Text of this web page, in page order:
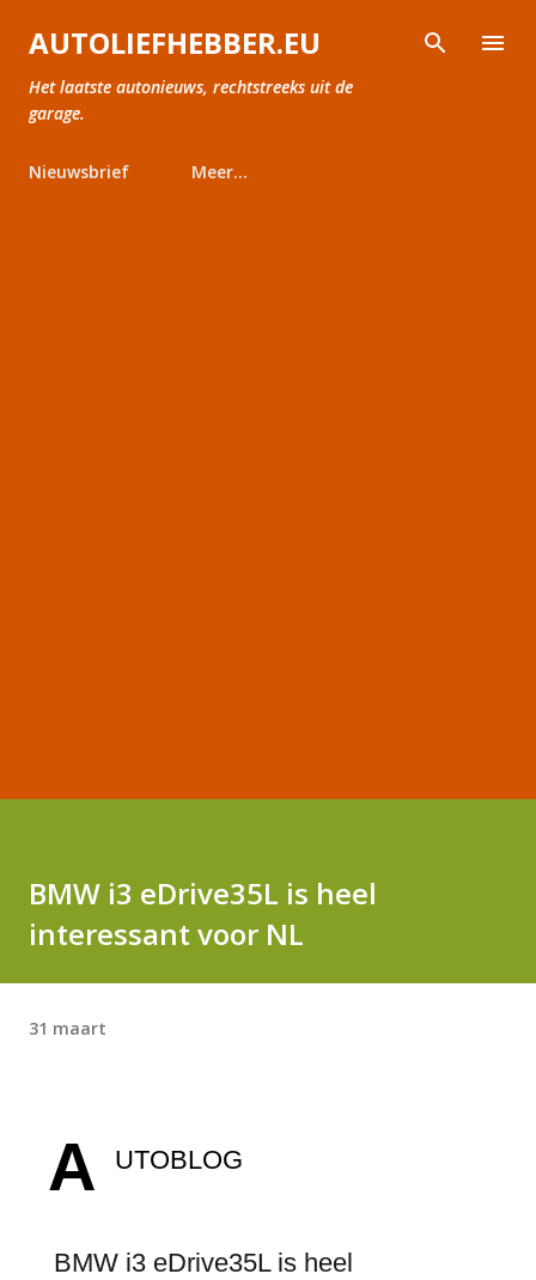
Doorgaan naar hoofdcontent
AUTOLIEFHEBBER.EU
Het laatste autonieuws, rechtstreeks uit de
garage.
Nieuwsbrief Meer…
BMW i3 eDrive35L is heel
interessant voor NL
31 maart
A UTOBLOG
BMW i3 eDrive35L is heel